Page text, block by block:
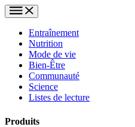
Entraînement
Nutrition
Mode de vie
Bien-Être
Communauté
Science
Listes de lecture
Produits